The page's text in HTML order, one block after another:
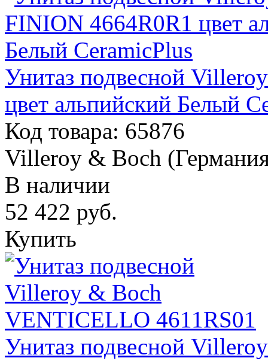
Унитаз подвесной
цвет альпийский Белый
Код товара: 65876
Villeroy & Boch
В наличии
52 422 руб.
Купить
Унитаз подвесной